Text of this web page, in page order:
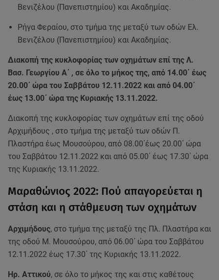
Βενιζέλου (Πανεπιστημίου) και Ακαδημίας.
Ρήγα Φεραίου, στο τμήμα της μεταξύ των οδών Ελ.
Βενιζέλου (Πανεπιστημίου) και Ακαδημίας.
Διακοπή της κυκλοφορίας των οχημάτων επί της Λ.
Βασ. Γεωργίου Α΄ , σε όλο το μήκος της, από 14.00΄ έως
20.00΄ ώρα του Σαββάτου 12.11.2022 και από 04.00΄
έως 13.00΄ ώρα της Κυριακής 13.11.2022.
Διακοπή της κυκλοφορίας των οχημάτων επί της οδού
Αρχιμήδους , στο τμήμα της μεταξύ των οδών Π.
Πλαστήρα έως Μουσούρου, από 08.00΄έως 20.00΄ ώρα
του Σαββάτου 12.11.2022 και από 05.00΄ έως 17.30΄ ώρα
της Κυριακής 13.11.2022.
Μαραθώνιος 2022: Πού απαγορεύεται η
στάση και η στάθμευση των οχημάτων
Αρχιμήδους, στο τμήμα της μεταξύ της Πλ. Πλαστήρα και
της οδού Μ. Μουσούρου, από 06.00΄ ώρα του Σαββάτου
12.11.2022 έως 17.30΄ της Κυριακής 13.11.2022.
Ηρ. Αττικού, σε όλο το μήκος της και στις καθέτους